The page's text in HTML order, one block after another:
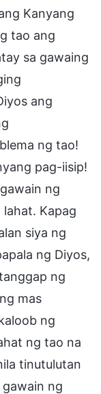
Kanyang
tao ang
sa gawaing
ang
ng tao!
pag-iisip!
ng
Kapag
siya ng
ng Diyos,
ng
mas
ng
ng tao na
tinutulutan
ng